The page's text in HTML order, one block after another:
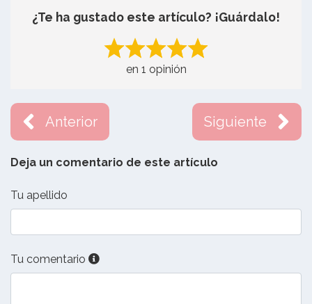
¿Te ha gustado este artículo? ¡Guárdalo!
en 1 opinión
Anterior Siguiente
Deja un comentario de este artículo
Tu apellido
Tu comentario